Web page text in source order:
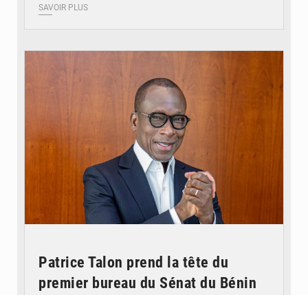
SAVOIR PLUS
Patrice Talon prend la tête du
premier bureau du Sénat du Bénin